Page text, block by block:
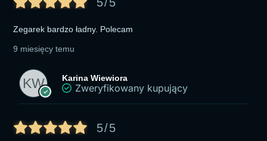
Zegarek bardzo ładny. Polecam
9 miesięcy temu
Karina Wiewiora
Zweryfikowany kupujący
5/5